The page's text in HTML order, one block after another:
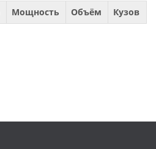
Мощность Объём Кузов